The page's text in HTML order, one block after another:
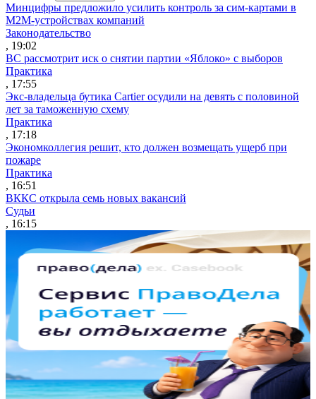
Минцифры предложило усилить контроль за сим-картами в
M2M-устройствах компаний
Законодательство
, 19:02
ВС рассмотрит иск о снятии партии «Яблоко» с выборов
Практика
, 17:55
Экс-владельца бутика Cartier осудили на девять с половиной
лет за таможенную схему
Практика
, 17:18
Экономколлегия решит, кто должен возмещать ущерб при
пожаре
Практика
, 16:51
ВККС открыла семь новых вакансий
Судьи
, 16:15